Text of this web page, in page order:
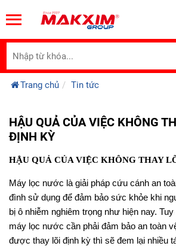
Trang chủ Tin tức
HẬU QUẢ CỦA VIỆC KHÔNG
ĐỊNH KỲ
HẬU QUẢ CỦA VIỆC KHÔNG THAY
Máy lọc nước là giải pháp cứu cánh an
đình sử dụng để đảm bảo sức khỏe khi
bị ô nhiễm nghiêm trọng như hiện nay.
máy lọc nước cần phải đảm bảo an toàn
được thay lõi định kỳ thì sẽ đem lại nhiều